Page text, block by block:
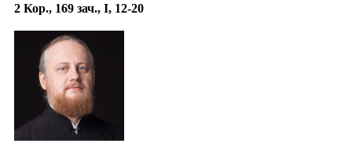
2 Кор., 169 зач., I, 12-20